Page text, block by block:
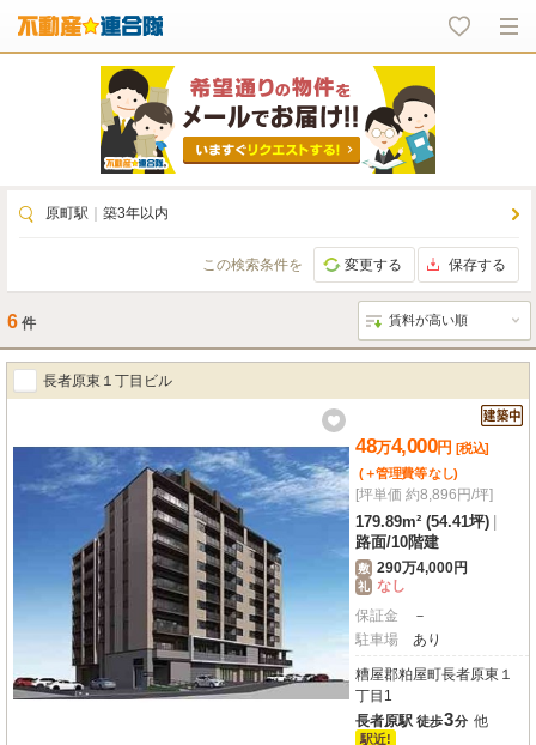
原町駅 築3年以内
この検索条件を 変更する 保存する
6 件
長者原東１丁目ビル
48万4,000円 [税込]
(＋管理費等なし)
[坪単価 約8,896円/坪]
179.89m² (54.41坪)
路面/10階建
敷 290万4,000円
礼 なし
保証金
－
駐車場
あり
糟屋郡粕屋町長者原東１
丁目1
長者原駅 徒歩3分 他
駅近!